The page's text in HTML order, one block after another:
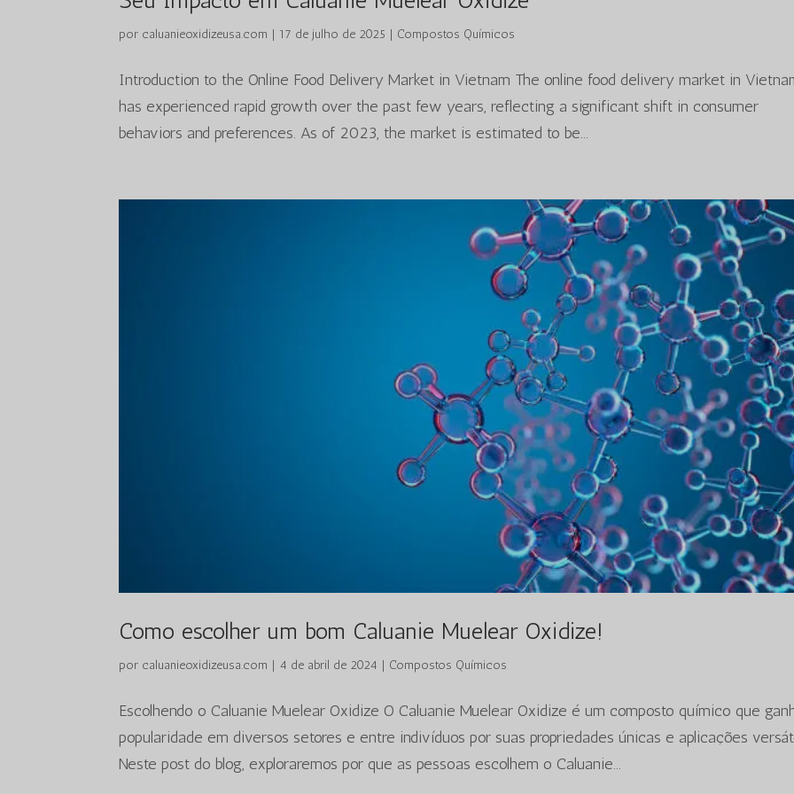
por caluanieoxidizeusa.com | 17 de julho de 2025 | Compostos Químicos
Introduction to the Online Food Delivery Market in Vietnam The online food delivery market in
has experienced rapid growth over the past few years, reflecting a significant shift in consumer
behaviors and preferences. As of 2023, the market is estimated to be...
Como escolher um bom Caluanie Muelear Oxidize!
por caluanieoxidizeusa.com | 4 de abril de 2024 | Compostos Químicos
Escolhendo o Caluanie Muelear Oxidize O Caluanie Muelear Oxidize é um composto químico que
popularidade em diversos setores e entre indivíduos por suas propriedades únicas e aplicações
Neste post do blog, exploraremos por que as pessoas escolhem o Caluanie...